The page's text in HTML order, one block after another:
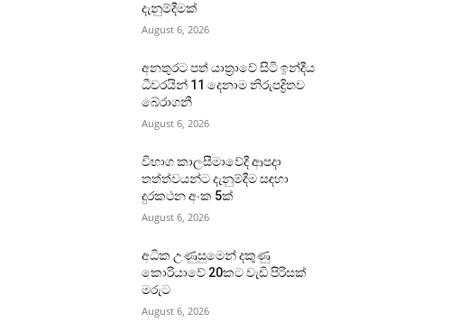
දැනුම්දීමක්
August 6, 2026
අනතුරට පත් යාත්‍රාවේ සිටි ඉන්දීය
ධීවරයින් 11 දෙනාම නිරුපද්‍රිතව
බේරාගනී
August 6, 2026
විභාග කාලසීමාවේදී ආපදා
තත්ත්වයන්ට දැනුම්දීම සඳහා
දුරකථන අංක 5ක්
August 6, 2026
අධික උණුසුමෙන් දකුණු
කොරියාවේ 20කට වැඩි පිරිසක්
මරුට
August 6, 2026